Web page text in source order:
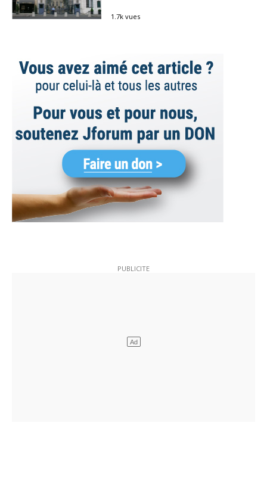
1.7k vues